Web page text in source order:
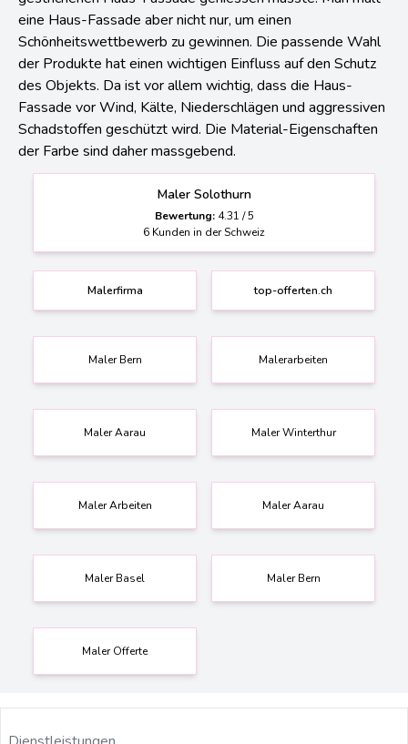
Jedermann und jede Frau hat es schon einmal erlebt, dass
man stehen bleiben und die Erscheinung einer frisch
gestrichenen Haus-Fassade geniessen musste. Man malt
eine Haus-Fassade aber nicht nur, um einen
Schönheitswettbewerb zu gewinnen. Die passende Wahl
der Produkte hat einen wichtigen Einfluss auf den Schutz
des Objekts. Da ist vor allem wichtig, dass die Haus-
Fassade vor Wind, Kälte, Niederschlägen und aggressiven
Schadstoffen geschützt wird. Die Material-Eigenschaften
der Farbe sind daher massgebend.
Maler Solothurn
Bewertung:4.31/5
Kunden in der Schweiz
Maler Offerte